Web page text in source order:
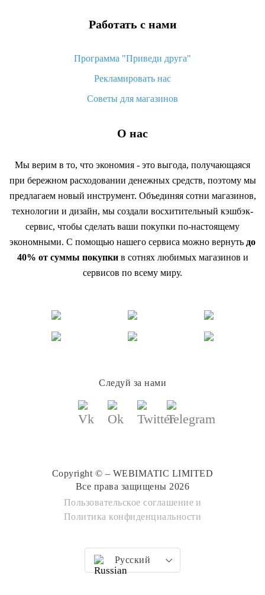
Работать с нами
Программа "Приведи друга"
Рекламировать нас
Советы для магазинов
О нас
Мы верим в то, что экономия - это выгода, получающаяся
при бережном расходовании денежных средств, поэтому мы
предлагаем новый инструмент. Объединяя сотни магазинов,
технологии и дизайн, мы создали восхитительный кэшбэк-
сервис, чтобы сделать ваши покупки по-настоящему
экономными. С помощью нашего сервиса можно вернуть до
40% от суммы покупкив сотнях любимых магазинов и
сервисов по всему миру.
Следуй за нами
Copyright © – WEBIMATIC LIMITED
Все права защищены 2026
Пользовательское соглашение и
Политика конфиденциальности
Русский